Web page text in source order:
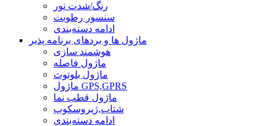
رنگ/شدت نور
سنسور رطوبت
ادامه دسته‌بندی
ماژول ها و بردهای برنامه پذیر
هوشمند سازی
ماژول فاصله
ماژول بلوتوث
ماژول GPS,GPRS
ماژول قطب نما
شتاب,ژیروسکوپ
ادامه دسته‌بندی